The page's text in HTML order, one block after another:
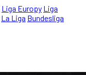
Liga Europy Liga
La Liga Bundesliga